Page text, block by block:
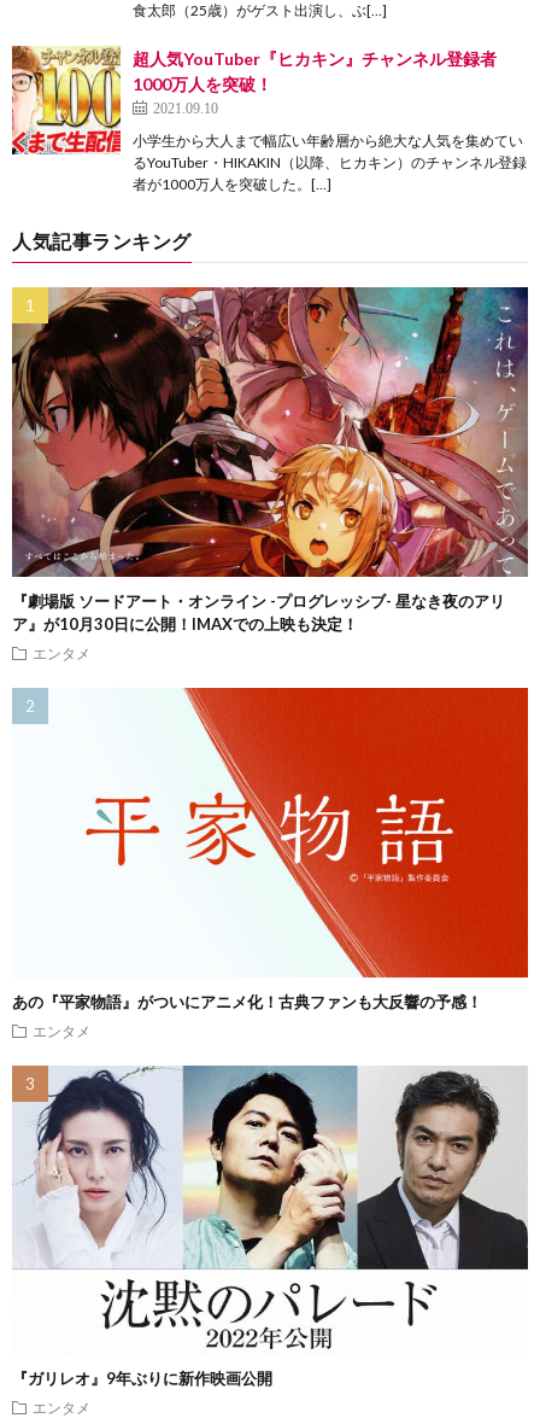
食太郎（25歳）がゲスト出演し、ぶ[…]
超人気YouTuber『ヒカキン』チャンネル登録者
1000万人を突破！
2021.09.10
小学生から大人まで幅広い年齢層から絶大な人気を集めてい
るYouTuber・HIKAKIN（以降、ヒカキン）のチャンネル登録
者が1000万人を突破した。[…]
人気記事ランキング
『劇場版 ソードアート・オンライン -プログレッシブ- 星なき夜のアリ
ア』が10月30日に公開！IMAXでの上映も決定！
エンタメ
あの『平家物語』がついにアニメ化！古典ファンも大反響の予感！
エンタメ
『ガリレオ』9年ぶりに新作映画公開
エンタメ